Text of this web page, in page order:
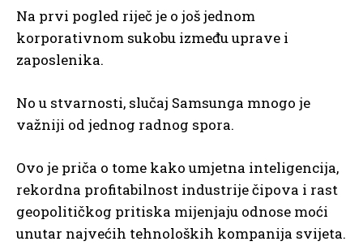
Na prvi pogled riječ je o još jednom
korporativnom sukobu između uprave i
zaposlenika.
No u stvarnosti, slučaj Samsunga mnogo je
važniji od jednog radnog spora.
Ovo je priča o tome kako umjetna inteligencija,
rekordna profitabilnost industrije čipova i rast
geopolitičkog pritiska mijenjaju odnose moći
unutar najvećih tehnoloških kompanija svijeta.